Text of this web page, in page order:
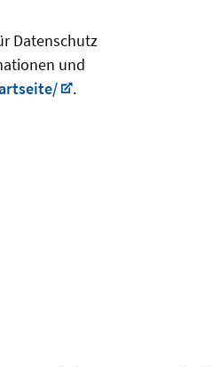
Datenschutz
und
.